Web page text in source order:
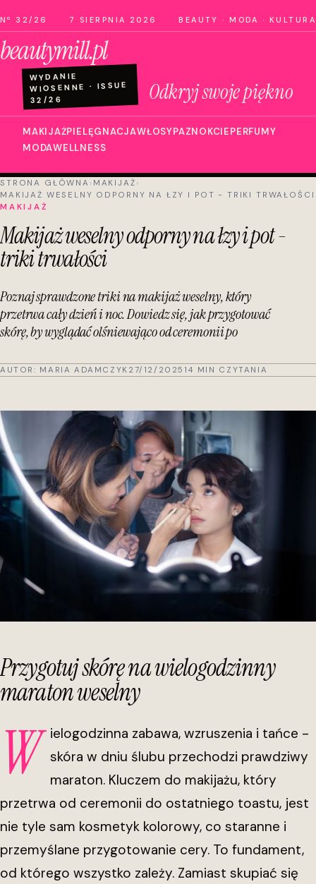
Nº 32/26 7 SIERPNIA 2026 BEAUTY · MODA · KULTURA
beautymill.pl
WYDANIE
WIOSENNE · ISSUE
32/26 Odkryj swoje piękno
MAKIJAŻPIELĘGNACJAWŁOSYPAZNOKCIEPERFUMY
MODAWELLNESS
STRONA GŁÓWNA › MAKIJAŻ ›
MAKIJAŻ WESELNY ODPORNY NA ŁZY I POT - TRIKI TRWAŁOŚCI
MAKIJAŻ
Makijaż weselny odporny na łzy i pot -
triki trwałości
Poznaj sprawdzone triki na makijaż weselny, który
przetrwa cały dzień i noc. Dowiedz się, jak przygotować
skórę, by wyglądać olśniewająco od ceremonii po
AUTOR: MARIA ADAMCZYK 27/12/2025 14 MIN CZYTANIA
Przygotuj skórę na wielogodzinny
maraton weselny
W
ielogodzinna zabawa, wzruszenia i tańce -
skóra w dniu ślubu przechodzi prawdziwy
maraton. Kluczem do makijażu, który
przetrwa od ceremonii do ostatniego toastu, jest
nie tyle sam kosmetyk kolorowy, co staranne i
przemyślane przygotowanie cery. To fundament,
od którego wszystko zależy. Zamiast skupiać się